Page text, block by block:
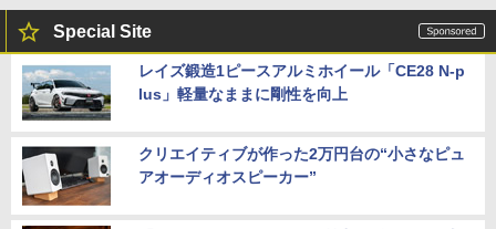
Special Site
レイズ鍛造1ピースアルミホイール「CE28 N-p
lus」軽量なままに剛性を向上
クリエイティブが作った2万円台の“小さなピュ
アオーディオスピーカー”